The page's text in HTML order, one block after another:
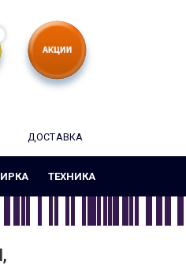
ДОСТАВКА
ТЕХНИКА